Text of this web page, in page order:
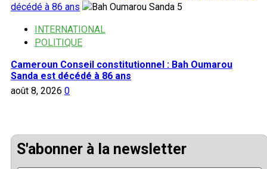
décédé à 86 ans
5
INTERNATIONAL
POLITIQUE
Cameroun Conseil constitutionnel : Bah Oumarou
Sanda est décédé à 86 ans
août 8, 2026 0
S'abonner à la newsletter